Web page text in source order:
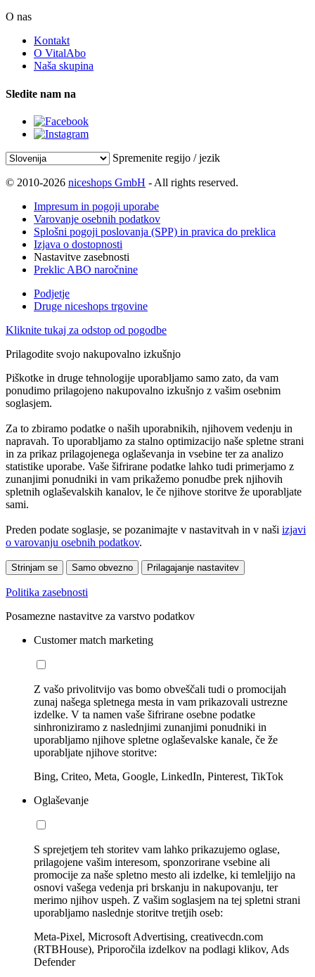
O nas
Kontakt
O VitalAbo
Naša skupina
Sledite nam na
Spremenite regijo / jezik
© 2010-2026 niceshops GmbH - All rights reserved.
Impresum in pogoji uporabe
Varovanje osebnih podatkov
Splošni pogoji poslovanja (SPP) in pravica do preklica
Izjava o dostopnosti
Nastavitve zasebnosti
Preklic ABO naročnine
Podjetje
Druge niceshops trgovine
Kliknite tukaj za odstop od pogodbe
Prilagodite svojo nakupovalno izkušnjo
Piškotke in druge tehnologije uporabljamo samo zato, da vam
ponudimo prilagojeno nakupovalno izkušnjo z vašim osebnim
soglasjem.
Za to zbiramo podatke o naših uporabnikih, njihovem vedenju in
napravah. To uporabljamo za stalno optimizacijo naše spletne strani
in za prikaz prilagojenega oglaševanja in vsebine ter za analizo
statistike uporabe. Vaše šifrirane podatke lahko tudi primerjamo z
zunanjimi ponudniki in vam prikažemo ponudbe prek njihovih
spletnih oglaševalskih kanalov, le če njihove storitve že uporabljate
sami.
Preden podate soglasje, se pozanimajte v nastavitvah in v naši izjavi
o varovanju osebnih podatkov.
Strinjam se Samo obvezno Prilagajanje nastavitev
Politika zasebnosti
Posamezne nastavitve za varstvo podatkov
Customer match marketing
Z vašo privolitvijo vas bomo obveščali tudi o promocijah
zunaj našega spletnega mesta in vam prikazovali ustrezne
izdelke. V ta namen vaše šifrirane osebne podatke
sinhroniziramo z naslednjimi zunanjimi ponudniki in
uporabljamo njihove spletne oglaševalske kanale, če že
uporabljate njihove storitve:
Bing, Criteo, Meta, Google, LinkedIn, Pinterest, TikTok
Oglaševanje
S sprejetjem teh storitev vam lahko prikazujemo oglase,
prilagojene vašim interesom, sponzorirane vsebine ali
promocije za naše spletno mesto ali izdelke, ki temleljijo na
osnovi vašega vedenja pri brskanju in nakupovanju, ter
merimo njihov uspeh. Z vašim soglasjem na tej spletni strani
uporabljamo naslednje storitve tretjih oseb:
Meta-Pixel, Microsoft Advertising, creativecdn.com
(RTBHouse), Priporočila izdelkov na podlagi klikov, Ads
Defender